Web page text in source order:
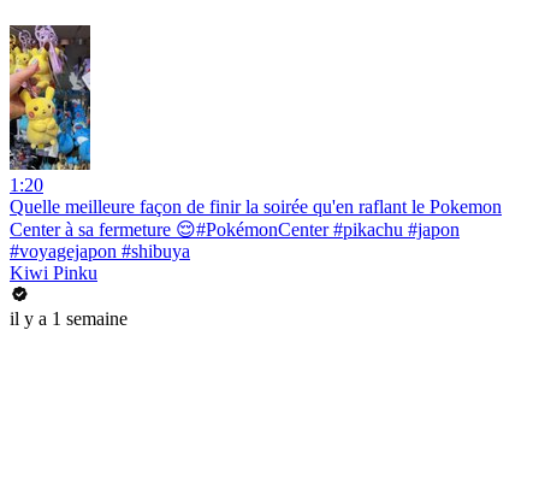
1:20
Quelle meilleure façon de finir la soirée qu'en raflant le Pokemon
Center à sa fermeture 😌#PokémonCenter #pikachu #japon
#voyagejapon #shibuya
Kiwi Pinku
il y a 1 semaine